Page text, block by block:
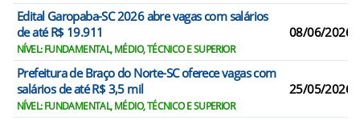
Edital Garopaba-SC 2026 abre vagas com salários
de até R$ 19.911
NÍVEL: FUNDAMENTAL, MÉDIO, TÉCNICO E SUPERIOR
08/06/2026
Prefeitura de Braço do Norte-SC oferece vagas com
salários de até R$ 3,5 mil
NÍVEL: FUNDAMENTAL, MÉDIO, TÉCNICO E SUPERIOR
25/05/2026